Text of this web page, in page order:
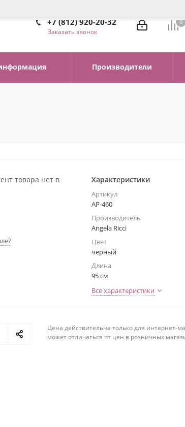
0
+7 (812) 920-20-32
Заказать звонок
Производители
товара нет в
Характеристики
Артикул
АР-460
Производитель
Angela Ricci
Цвет
черный
Длина
95 см
Все характеристики
Цена действительна только для интернет-
может отличаться от цен в розничных